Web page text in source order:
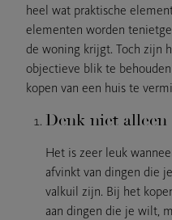
heel wat praktische
elementen worden
de woning krijgt. Toch zijn
objectieve blik te
kopen van een huis te
Denk niet
Het is zeer leuk
afvinkt van dingen die
valkuil zijn. Bij het
aan dingen die je wilt,